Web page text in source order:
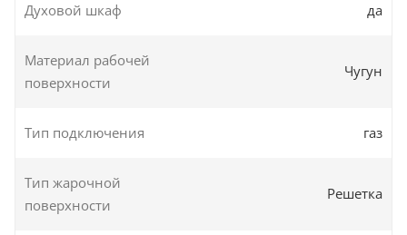
Духовой шкаф да
Материал рабочей
поверхности
Чугун
Тип подключения газ
Тип жарочной
поверхности
Решетка